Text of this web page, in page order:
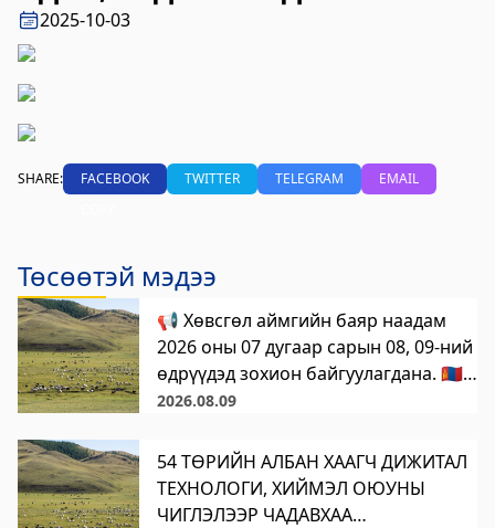
2023-06-06 14:53:59
Дэлгэрэнгүй
Булган аймгийн Нийгмийн даатгалын
хэлтэс
2023-06-06 14:50:54
Дэлгэрэнгүй
2023-06-06 14:46:41
Дэлгэрэнгүй
Булган аймгийн Засаг Даргын Тамгын
газар
2023-06-06 14:41:13
Дэлгэрэнгүй
Дорноговь аймаг дахь Төрийн цахим
үйлчилгээний "ХУРДАН" төв
2025-10-03
SHARE: FACEBOOK TWITTER TELEGRAM
EMAIL
Төсөөтэй мэдээ
📢 Хөвсгөл аймгийн баяр наадам
2026 оны 07 дугаар сарын 08, 09-ний
өдрүүдэд зохион байгуулагдана. 🇲🇳
2026 ОНЫ АЙМАГ, СУМДЫН БАЯР
2026.08.09
54 ТӨРИЙН АЛБАН ХААГЧ ДИЖИТАЛ
ТЕХНОЛОГИ, ХИЙМЭЛ ОЮУНЫ
ЧИГЛЭЛЭЭР ЧАДАВХАА